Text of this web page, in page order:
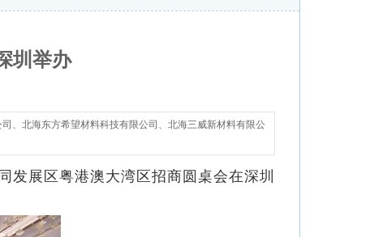
圳举办
、北海东方希望材料科技有限公司、北海三威新材料有限公
展区粤港澳大湾区招商圆桌会在深圳